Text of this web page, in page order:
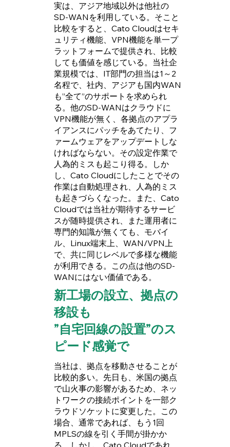
実は、アジア地域以外は他社の
SD-WANを利用している。そこと
比較をすると、Cato Cloudはセキ
ュリティ機能、VPN機能を単一プ
ラットフォームで提供され、比較
しても価値を感じている。当社企
業規模では、IT部門の担当は1～2
名程で、社内、アジアも国内WAN
も”全て”のサポートを求められ
る。他のSD-WANはクラウドに
VPN機能が無く、各拠点のアプラ
イアンスにパッチをあてたり、フ
ァームウェアをアップデートしな
ければならない。その設定作業で
人為的ミスも起こり得る。しか
し、Cato Cloudにしたことでその
作業は自動処理され、人為的ミス
も起きづらくなった。また、Cato
Cloudでは当社が期待するサービ
スが随時提供され、また運用者に
専門的知識が無くても、モバイ
ル、Linux端末上、WAN/VPN上
で、共に同じレベルで多様な機能
が利用できる。この点は他のSD-
WANにはない価値である。
新工場の設立、拠点の
移設も
”自宅回線の設置”のス
ピード感覚で
当社は、拠点を移動させることが
比較的多い。先日も、米国の拠点
で山火事の影響があるため、ネッ
トワークの接続ポイントを一部ク
ラウドソケットに変更した。この
場合、通常であれば、もう1回
MPLSの線を引く手間が掛かか
る。しかし、Cato Cloudであれ